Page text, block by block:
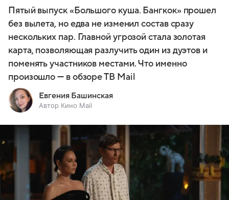
Пятый выпуск «Большого куша. Бангкок» прошел
без вылета, но едва не изменил состав сразу
нескольких пар. Главной угрозой стала золотая
карта, позволяющая разлучить один из дуэтов и
поменять участников местами. Что именно
произошло — в обзоре ТВ Mail
Евгения Башинская
Автор Кино Mail